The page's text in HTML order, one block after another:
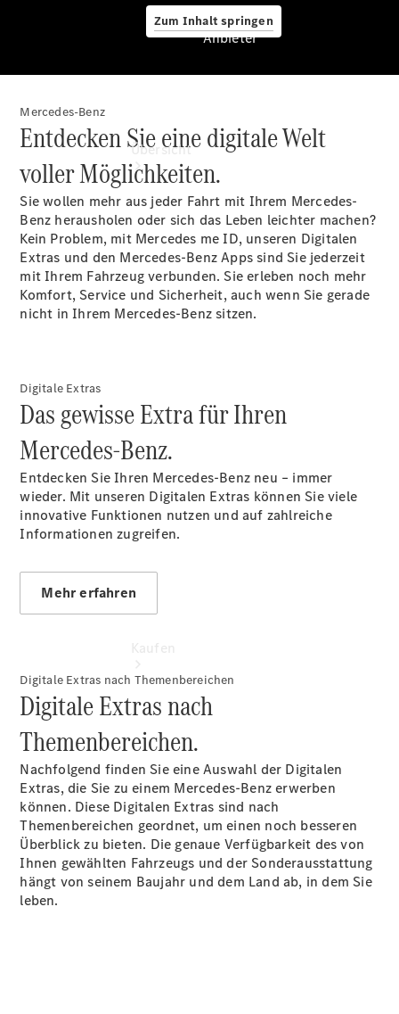
Zum Inhalt springen
Übersicht
Startseite
Ansprechpartner
vereinbaren
Tel: +49
2263 9229
0
Übersicht
Gebrauchtwagensuche
Junge
Sterne
Junge
Sterne -
Anbieter
Mercedes-Benz
Entdecken Sie eine digitale Welt
voller Möglichkeiten.
Sie wollen mehr aus jeder Fahrt mit Ihrem Mercedes-
Benz herausholen oder sich das Leben leichter machen?
Kein Problem, mit Mercedes me ID, unseren Digitalen
Extras und den Mercedes-Benz Apps sind Sie jederzeit
mit Ihrem Fahrzeug verbunden. Sie erleben noch mehr
Komfort, Service und Sicherheit, auch wenn Sie gerade
nicht in Ihrem Mercedes-Benz sitzen.
Digitale Extras
Das gewisse Extra für Ihren
Mercedes‑Benz.
Entdecken Sie Ihren Mercedes-Benz neu – immer
wieder. Mit unseren Digitalen Extras können Sie viele
innovative Funktionen nutzen und auf zahlreiche
Informationen zugreifen.
Mehr erfahren
Digitale Extras nach Themenbereichen
Digitale Extras nach
Themenbereichen.
Nachfolgend finden Sie eine Auswahl der Digitalen
Extras, die Sie zu einem Mercedes-Benz erwerben
können. Diese Digitalen Extras sind nach
Themenbereichen geordnet, um einen noch besseren
Überblick zu bieten. Die genaue Verfügbarkeit des von
Ihnen gewählten Fahrzeugs und der Sonderausstattung
hängt von seinem Baujahr und dem Land ab, in dem Sie
leben.